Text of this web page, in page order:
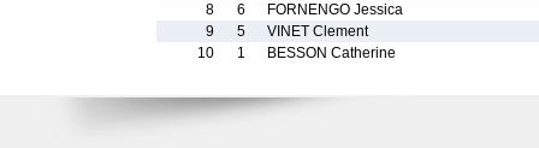
8
6
FORNENGO Jessica
9
5
VINET Clement
10
1 BESSON Catherine